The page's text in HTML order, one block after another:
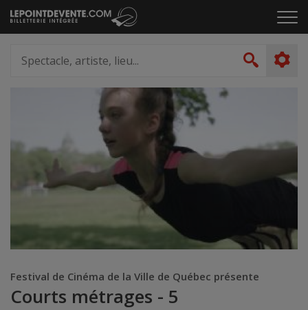
Passer
au
le
artiste,
lieu...
Festival de Cinéma de la Ville de Québec présente
Courts métrages - 5